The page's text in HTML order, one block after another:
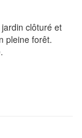
clôturé et
pleine forêt.